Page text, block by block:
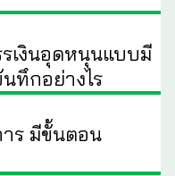
เงินอุดหนุนแบบมี
ทึกอย่างไร
าร มีขั้นตอน